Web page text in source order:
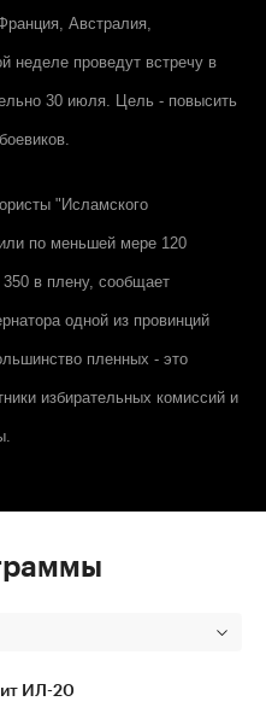
Австралия,
неделе проведут встречу в
30 июля. Цель - повысить
"Исламского
по меньшей мере 120
в плену, сообщает
одной из провинций
пленных - это
избирательных комиссий и
ИЛ-20